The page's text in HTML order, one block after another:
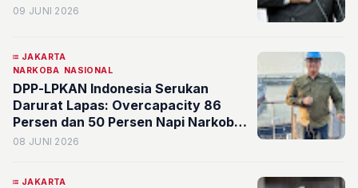
09 JUNI 2026
JAKARTA
NARKOBA NASIONAL
DPP-LPKAN Indonesia Serukan
Darurat Lapas: Overcapacity 86
Persen dan 50 Persen Napi Narkoba,
Jadi Bom Waktu Generasi Muda
08 JUNI 2026
JAKARTA